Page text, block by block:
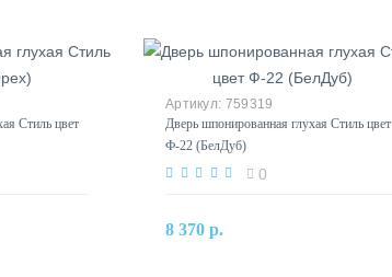
Стиль цвет
759319
Дверь шпонированная глухая Стиль цвет
Ф-22 (БелДуб)
0
8 370 р.В корзину